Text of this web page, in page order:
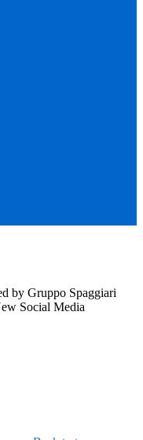
by Gruppo Spaggiari
Social Media